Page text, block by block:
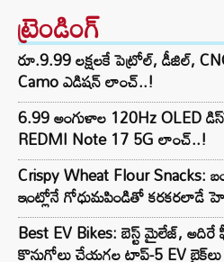
ట్రెండింగ్‌
రూ.9.99 లక్షలకే పెట్రోల్, డీజిల్,
Camo ఎడిషన్ లాంచ్..!
6.99 అంగుళాల 120Hz OLED
REDMI Note 17 5G లాంచ్..!
Crispy Wheat Flour Snacks:
ఇంట్లోనే గోధుమపిండితో కరకరలాడే
Best EV Bikes: బెస్ట్ మైలేజ్, అదిరే
కొనుగోలు చేయగల టాప్-5 EV